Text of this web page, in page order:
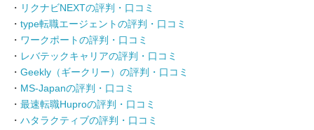
・ リクナビNEXTの評判・口コミ
・ type転職エージェントの評判・口コミ
・ ワークポートの評判・口コミ
・ レバテックキャリアの評判・口コミ
・ Geekly（ギークリー）の評判・口コミ
・ MS-Japanの評判・口コミ
・ 最速転職Huproの評判・口コミ
・ ハタラクティブの評判・口コミ